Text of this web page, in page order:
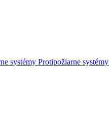
Protipožiarne systémy